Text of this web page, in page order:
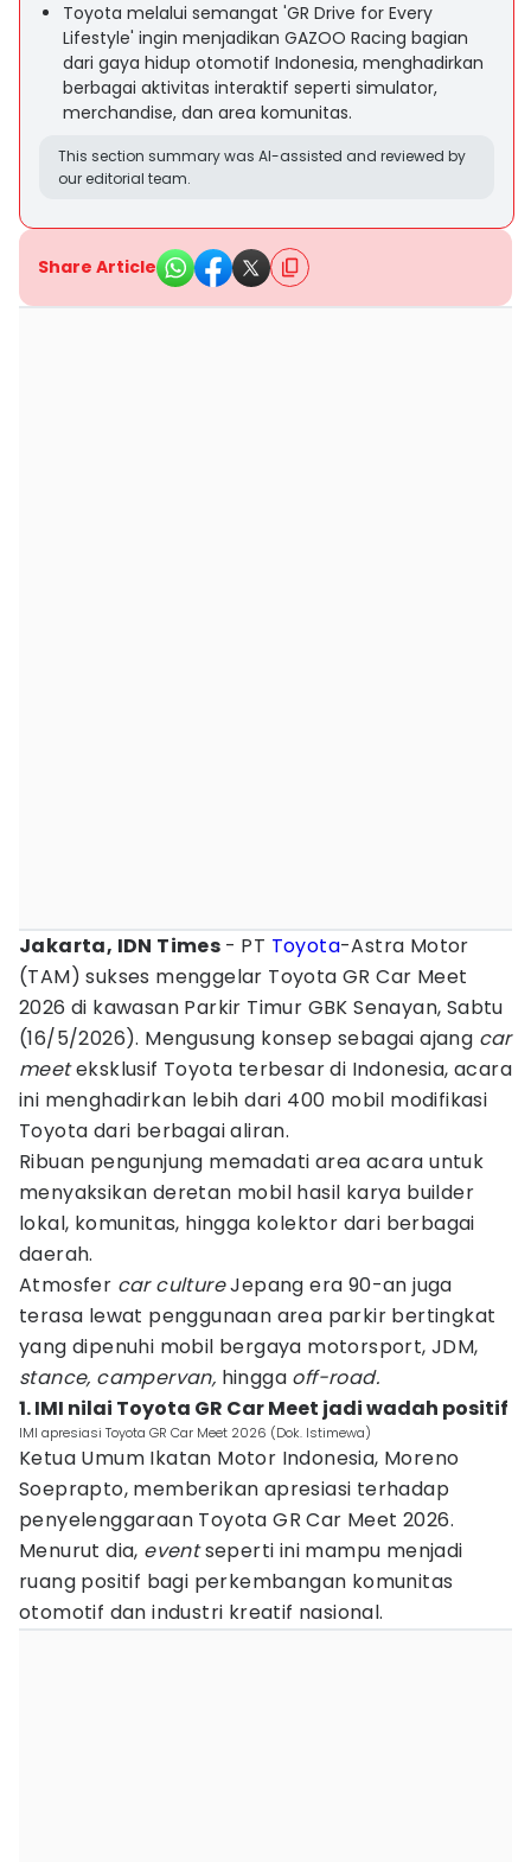
Toyota melalui semangat 'GR Drive for Every
Lifestyle' ingin menjadikan GAZOO Racing bagian
dari gaya hidup otomotif Indonesia, menghadirkan
berbagai aktivitas interaktif seperti simulator,
merchandise, dan area komunitas.
This section summary was AI-assisted and reviewed by
our editorial team.
Share Article
Jakarta, IDN Times - PT Toyota-Astra Motor
(TAM) sukses menggelar Toyota GR Car Meet
2026 di kawasan Parkir Timur GBK Senayan, Sabtu
(16/5/2026). Mengusung konsep sebagai ajang car
meeteksklusif Toyota terbesar di Indonesia, acara
ini menghadirkan lebih dari 400 mobil modifikasi
Toyota dari berbagai aliran.
Ribuan pengunjung memadati area acara untuk
menyaksikan deretan mobil hasil karya builder
lokal, komunitas, hingga kolektor dari berbagai
daerah.
Atmosfer car cultureJepang era 90-an juga
terasa lewat penggunaan area parkir bertingkat
yang dipenuhi mobil bergaya motorsport, JDM,
stance, campervan, hingga off-road.
1. IMI nilai Toyota GR Car Meet jadi wadah positif
IMI apresiasi Toyota GR Car Meet 2026 (Dok. Istimewa)
Ketua Umum Ikatan Motor Indonesia, Moreno
Soeprapto, memberikan apresiasi terhadap
penyelenggaraan Toyota GR Car Meet 2026.
Menurut dia, eventseperti ini mampu menjadi
ruang positif bagi perkembangan komunitas
otomotif dan industri kreatif nasional.